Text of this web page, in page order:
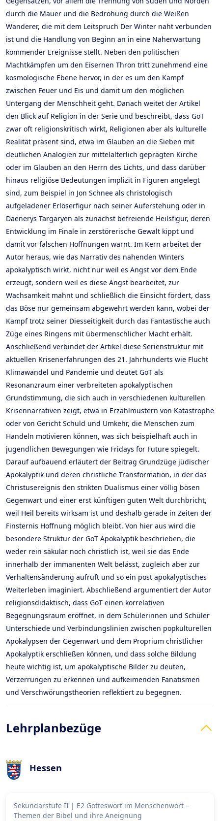
durch die Mauer und die Bedrohung durch die Weißen
Wanderer, die mit dem Leitspruch Der Winter naht verbunden
ist und die Handlung von Beginn an in eine Naherwartung
kommender Ereignisse stellt. Neben den politischen
Machtkämpfen um den Eisernen Thron tritt zunehmend eine
kosmologische Ebene hervor, in der es um den Kampf
zwischen Feuer und Eis und damit um den möglichen
Untergang der Menschheit geht. Danach weitet der Artikel
den Blick auf Religion in der Serie und beschreibt, dass GoT
zwar oft religionskritisch wirkt, Religionen aber als kulturelle
Realität präsent sind, etwa im Glauben an die Sieben mit
deutlichen Analogien zur mittelalterlich geprägten Kirche
oder im Glauben an den Herrn des Lichts, und dass darüber
hinaus religiöse Bedeutungen implizit in Figuren angelegt
sind, zum Beispiel in Jon Schnee als christologisch
aufgeladener Erlöserfigur nach seiner Auferstehung oder in
Daenerys Targaryen als zunächst befreiende Heilsfigur, deren
Entwicklung im Finale in zerstörerische Gewalt kippt und
damit vor falschen Hoffnungen warnt. Im Kern arbeitet der
Autor heraus, wie das Narrativ des nahenden Winters
apokalyptisch wirkt, nicht nur weil es Angst vor dem Ende
erzeugt, sondern weil es diese Angst bearbeitet, zur
Wachsamkeit mahnt und schließlich die Einsicht fördert, dass
das Böse nur gemeinsam abgewehrt werden kann, wobei der
Kampf trotz seiner Diesseitigkeit durch das Fantastische auch
Züge eines Ringens mit übermenschlicher Macht erhält.
Anschließend verbindet der Artikel diese Serienstruktur mit
aktuellen Krisenerfahrungen des 21. Jahrhunderts wie Flucht
Klimawandel und Pandemie und deutet GoT als
Resonanzraum einer verbreiteten apokalyptischen
Grundstimmung, die sich auch in verschiedenen kulturellen
Krisennarrativen zeigt, etwa in Erzählmustern von Katastrophe
oder von Gericht Schuld und Umkehr, die Menschen zum
Handeln motivieren können, was sich beispielhaft auch in
jugendlichen Bewegungen wie Fridays for Future spiegelt.
Darauf aufbauend erläutert der Beitrag Grundzüge jüdischer
Apokalyptik und deren christliche Transformation, in der das
Christusereignis den strikten Dualismus einer völlig bösen
Gegenwart und einer erst künftigen guten Welt durchbricht,
weil Heil bereits wirksam ist und deshalb gerade in Zeiten der
Finsternis Hoffnung möglich bleibt. Von hier aus wird die
besondere Struktur der GoT Apokalyptik beschrieben, die
weder rein säkular noch christlich ist, weil sie das Ende
innerhalb der immanenten Welt belässt, zugleich aber zur
Verhaltensänderung aufruft und so ein post apokalyptisches
Weiterleben imaginiert. Abschließend argumentiert der Autor
religionsdidaktisch, dass GoT einen korrelativen
Begegnungsraum eröffnet, in dem Schülerinnen und Schüler
Unterschiede und Verbindungslinien zwischen popkulturellen
Apokalypsen der Gegenwart und dem Proprium christlicher
Apokalyptik erschließen können, und dass solche Bildung
heute wichtig ist, um apokalyptische Bilder zu deuten,
Verzerrungen zu erkennen und aufkeimenden Fanatismen
und Verschwörungstheorien reflektiert zu begegnen.
Lehrplanbezüge
Hessen
Sekundarstufe II | E2 Gotteswort im Menschenwort –
Themen der Bibel und ihre Aneignung